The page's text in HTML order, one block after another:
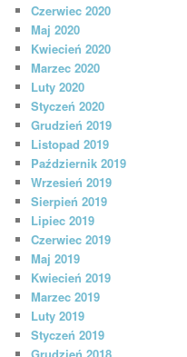
Czerwiec 2020
Maj 2020
Kwiecień 2020
Marzec 2020
Luty 2020
Styczeń 2020
Grudzień 2019
Listopad 2019
Październik 2019
Wrzesień 2019
Sierpień 2019
Lipiec 2019
Czerwiec 2019
Maj 2019
Kwiecień 2019
Marzec 2019
Luty 2019
Styczeń 2019
Grudzień 2018